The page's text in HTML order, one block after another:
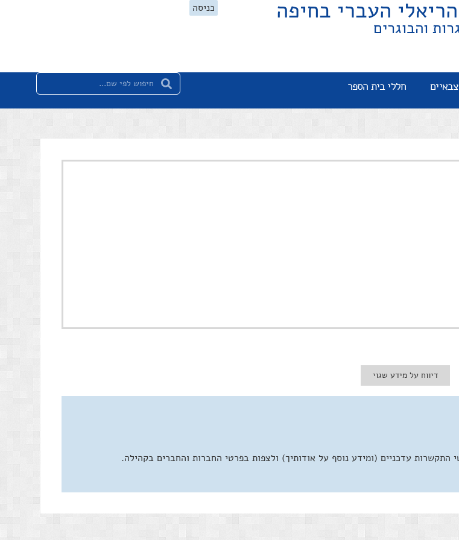
העברי בחיפה
והבוגרים
כניסה
חללי בית הספר
דיווח על מידע שגוי
עדכניים (ומידע נוסף על אודותיך) ולצפות בפרטי החברות והחברים בקהילה.